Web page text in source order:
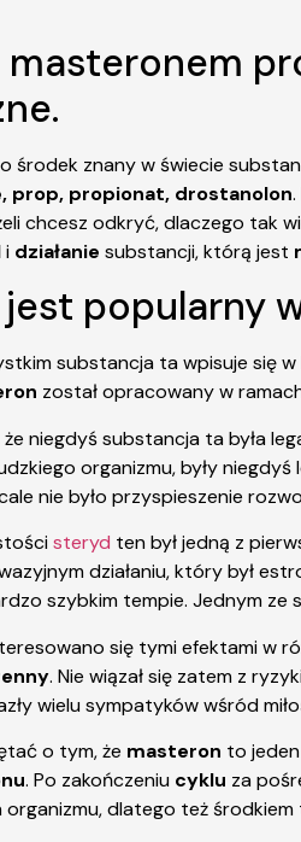
masteronem
środek znany w świecie
prop, propionat, drostanolon
chcesz odkryć, dlaczego tak
i działanie substancji, którą jest
jest popularny
substancja ta wpisuje się
został opracowany w
niegdyś substancja ta była
organizmu, były niegdyś
nie było przyspieszenie
steryd ten był jedną z
działaniu, który był
szybkim tempie. Jednym
się tymi efektami w
. Nie wiązał się zatem z
wielu sympatyków wśród
o tym, że masteron to
. Po zakończeniu cyklu za
organizmu, dlatego też